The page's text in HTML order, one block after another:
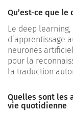
Qu’est-ce que
Le deep
d’apprentissage
neurones
pour la
la traduction
Quelles sont les
vie quotidienne